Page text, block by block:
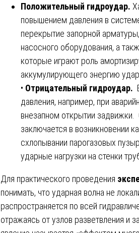
Положительный гидроудар.
повышением давления в
перекрытие запорной
насосного оборудования, а
которые играют роль
аккумулирующего энергию
• Отрицательный гидроудар.
давления, например, при
внезапном открытии задвижки.
заключается в возникновении
схлопывании парогазовых
ударные нагрузки на стенки
Для практического проведения
понимать, что ударная волна не
распространяется по всей
отражаясь от узлов разветвления